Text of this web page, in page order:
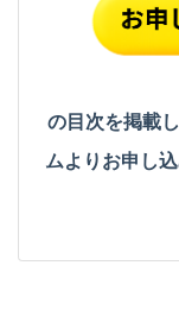
の目次を掲載
ムより お申し